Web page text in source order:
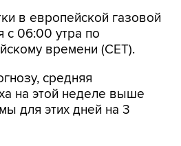
в европейской газовой
c 06:00 утра по
времени (CET).
средняя
на этой неделе выше
для этих дней на 3